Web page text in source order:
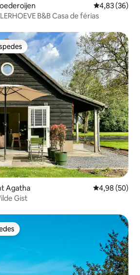
4,83 de uma
4,83 (36)
B&B Casa de férias
dos hóspedes
Agatha 4,98 de uma
4,98 (50)
Gist